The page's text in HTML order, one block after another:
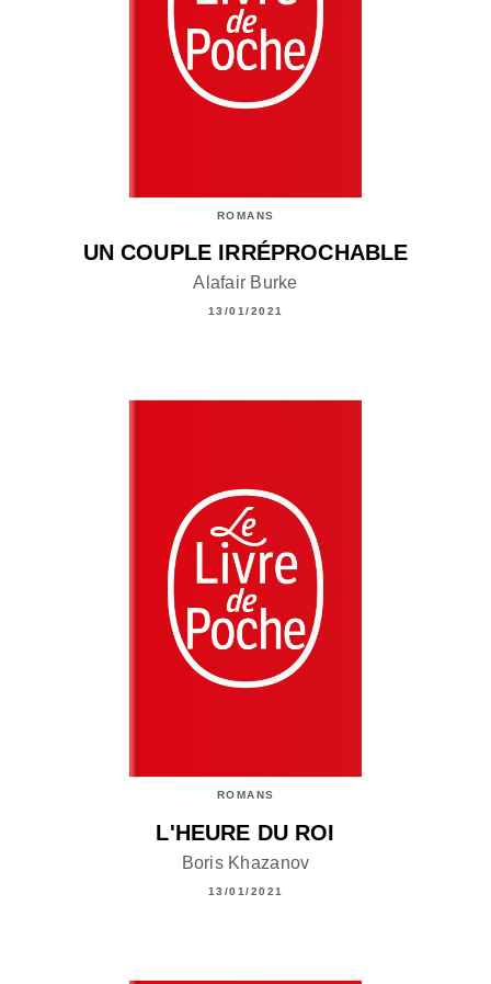
ROMANS
UN COUPLE IRRÉPROCHABLE
Alafair Burke
13/01/2021
ROMANS
L'HEURE DU ROI
Boris Khazanov
13/01/2021